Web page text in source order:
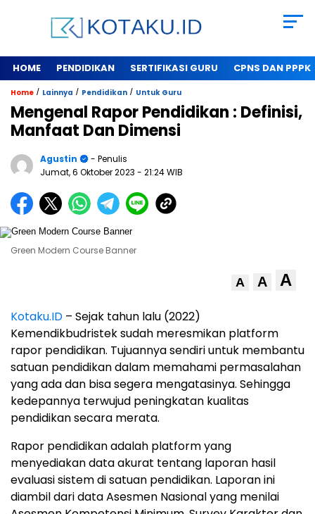
HOME PENDIDIKAN SERTIFIKASI GURU CPNS DAN PPPK
Home / Lainnya / Pendidikan / Untuk Guru
Mengenal Rapor Pendidikan : Definisi,
Manfaat Dan Dimensi
Agustin
- Penulis
Jumat, 6 Oktober 2023 - 21:24 WIB
Green Modern Course Banner
A A A
Kotaku.ID – Sejak tahun lalu (2022)
Kemendikbudristek sudah meresmikan platform
rapor pendidikan. Tujuannya sendiri untuk membantu
satuan pendidikan dalam memahami permasalahan
yang ada dan bisa segera mengatasinya. Sehingga
kedepannya terwujud peningkatan kualitas
pendidikan secara merata.
Rapor pendidikan adalah platform yang
menyediakan data akurat tentang laporan hasil
evaluasi sistem di satuan pendidikan. Laporan ini
diambil dari data Asesmen Nasional yang menilai